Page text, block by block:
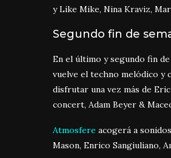
y Like Mike, Nina Kraviz,
Segundo fin de
En el último y segundo fin
vuelve el techno melódico y
disfrutar una vez más de
concert, Adam Beyer &
Atmosfere acogerá a
Mason, Enrico Sangiuliano,